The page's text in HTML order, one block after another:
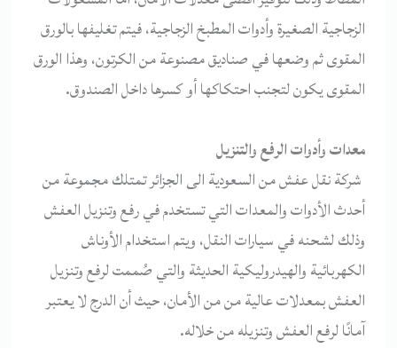
الزجاجية الصغيرة وأدوات المطبخ الزجاجية، فيتم تغليفها بالورق
المقوى ثم وضعها في صناديق مصنوعة من الكرتون، وهذا الورق
المقوى يكون لتجنب احتكاكها أو كسرها داخل الصندوق.
معدات وأدوات الرفع والتنزيل
شركة نقل عفش من السعودية الى الجزائر تمتلك مجموعة من
أحدث الأدوات والمعدات التي تستخدم في رفع وتنزيل العفش
وذلك لشحنه في سيارات النقل، ويتم استخدام الأوناش
الكهربائية والهيدروليكية الحديثة والتي صُممت لرفع وتنزيل
العفش بمعدلات عالية من من الأمان، حيث أن الدرج لا يعتبر
آمانًا لرفع العفش وتنزيله من خلاله.